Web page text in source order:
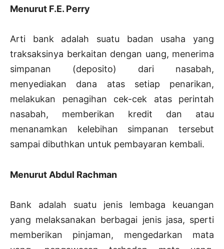
Menurut F.E. Perry
Arti bank adalah suatu badan usaha yang
traksaksinya berkaitan dengan uang, menerima
simpanan (deposito) dari nasabah,
menyediakan dana atas setiap penarikan,
melakukan penagihan cek-cek atas perintah
nasabah, memberikan kredit dan atau
menanamkan kelebihan simpanan tersebut
sampai dibuthkan untuk pembayaran kembali.
Menurut Abdul Rachman
Bank adalah suatu jenis lembaga keuangan
yang melaksanakan berbagai jenis jasa, sperti
memberikan pinjaman, mengedarkan mata